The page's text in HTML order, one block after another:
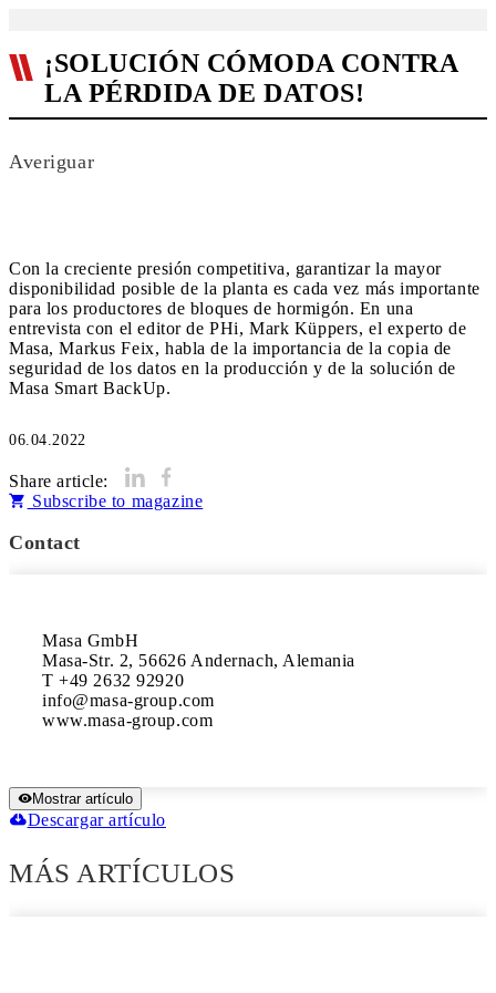
¡SOLUCIÓN CÓMODA CONTRA
LA PÉRDIDA DE DATOS!
Averiguar
Con la creciente presión competitiva, garantizar la mayor
disponibilidad posible de la planta es cada vez más importante
para los productores de bloques de hormigón. En una
entrevista con el editor de PHi, Mark Küppers, el experto de
Masa, Markus Feix, habla de la importancia de la copia de
seguridad de los datos en la producción y de la solución de
Masa Smart BackUp.
06.04.2022
Share article:
Subscribe to magazine
Contact
Masa GmbH
Masa-Str. 2, 56626 Andernach, Alemania
T +49 2632 92920
info@masa-group.com
www.masa-group.com
Mostrar artículo
Descargar artículo
MÁS ARTÍCULOS